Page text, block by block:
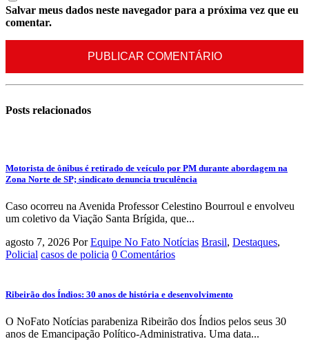
Salvar meus dados neste navegador para a próxima vez que eu
comentar.
Posts relacionados
Motorista de ônibus é retirado de veículo por PM durante abordagem na
Zona Norte de SP; sindicato denuncia truculência
Caso ocorreu na Avenida Professor Celestino Bourroul e envolveu
um coletivo da Viação Santa Brígida, que...
agosto 7, 2026 Por Equipe No Fato Notícias Brasil, Destaques,
Policial casos de policia 0 Comentários
Ribeirão dos Índios: 30 anos de história e desenvolvimento
O NoFato Notícias parabeniza Ribeirão dos Índios pelos seus 30
anos de Emancipação Político-Administrativa. Uma data...